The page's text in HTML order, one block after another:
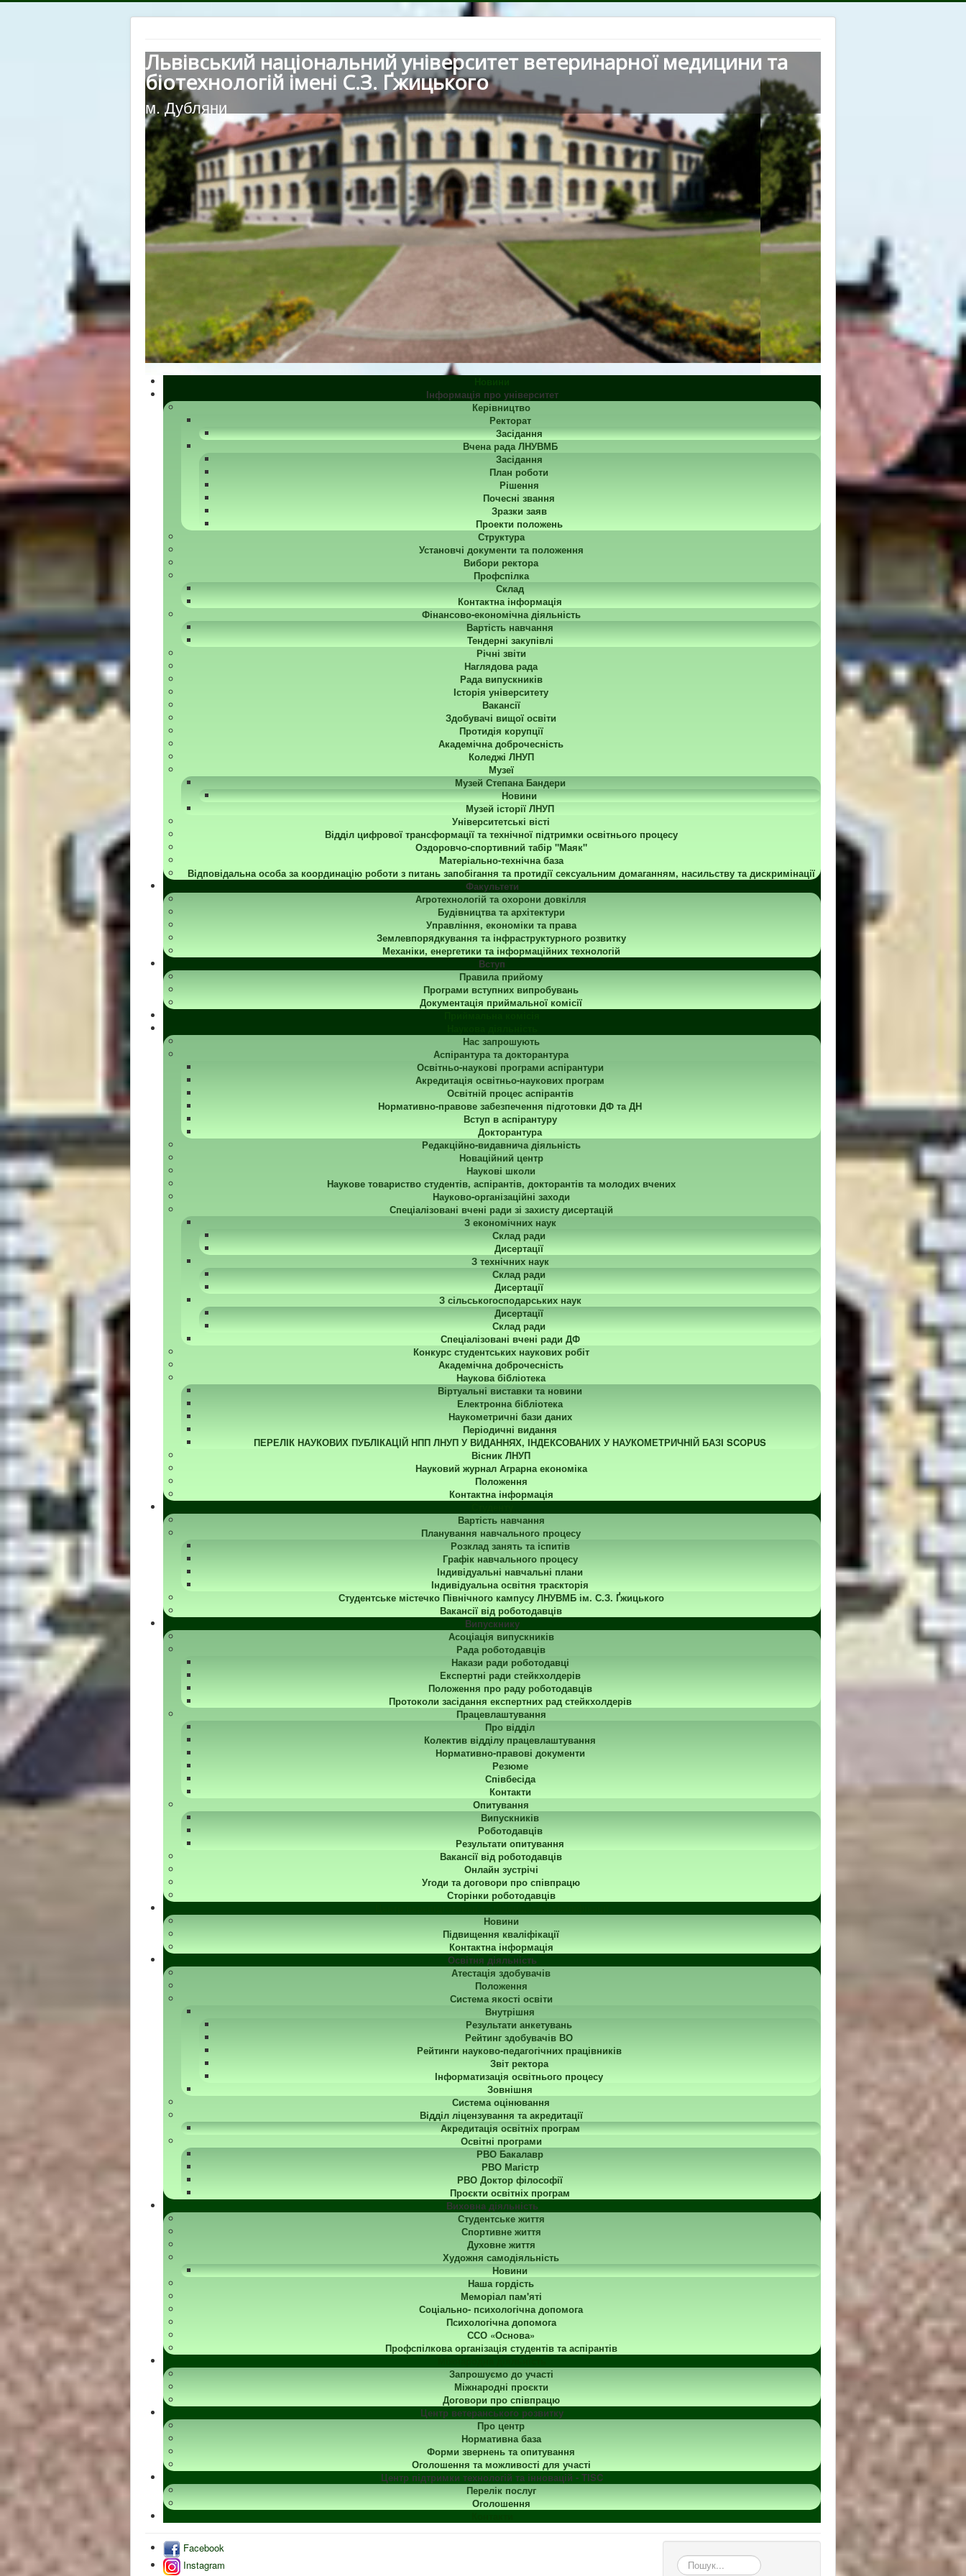
Львівський національний університет ветеринарної медицини та
біотехнологій імені С.З. Ґжицького
м. Дубляни
Інформація про університет
Керівництво
Ректорат
Засідання
Вчена рада ЛНУВМБ
Засідання
План роботи
Рішення
Почесні звання
Зразки заяв
Проекти положень
Структура
Установчі документи та положення
Вибори ректора
Профспілка
Склад
Контактна інформація
Фінансово-економічна діяльність
Вартість навчання
Тендерні закупівлі
Річні звіти
Наглядова рада
Рада випускників
Історія університету
Вакансії
Здобувачі вищої освіти
Протидія корупції
Академічна доброчесність
Коледжі ЛНУП
Музеї
Музей Степана Бандери
Новини
Музей історії ЛНУП
Університетські вісті
Відділ цифрової трансформації та технічної підтримки освітнього процесу
Оздоровчо-спортивний табір "Маяк"
Матеріально-технічна база
Відповідальна особа за координацію роботи з питань запобігання та протидії сексуальним домаганням, насильству та дискримінації
Факультети
Агротехнологій та охорони довкілля
Будівництва та архітектури
Управління, економіки та права
Землевпорядкування та інфраструктурного розвитку
Механіки, енергетики та інформаційних технологій
Вступ
Правила прийому
Програми вступних випробувань
Документація приймальної комісії
Нас запрошують
Аспірантура та докторантура
Освітньо-наукові програми аспірантури
Акредитація освітньо-наукових програм
Освітній процес аспірантів
Нормативно-правове забезпечення підготовки ДФ та ДН
Вступ в аспірантуру
Докторантура
Редакційно-видавнича діяльність
Новаційний центр
Наукові школи
Наукове товариство студентів, аспірантів, докторантів та молодих вчених
Науково-організаційні заходи
Спеціалізовані вчені ради зі захисту дисертацій
З економічних наук
Склад ради
Дисертації
З технічних наук
Склад ради
Дисертації
З сільськогосподарських наук
Дисертації
Склад ради
Спеціалізовані вчені ради ДФ
Конкурс студентських наукових робіт
Академічна доброчесність
Наукова бібліотека
Віртуальні виставки та новини
Електронна бібліотека
Наукометричні бази даних
Періодичні видання
ПЕРЕЛІК НАУКОВИХ ПУБЛІКАЦІЙ НПП ЛНУП У ВИДАННЯХ, ІНДЕКСОВАНИХ У НАУКОМЕТРИЧНІЙ БАЗІ SCOPUS
Вісник ЛНУП
Науковий журнал Аграрна економіка
Положення
Контактна інформація
Вартість навчання
Планування навчального процесу
Розклад занять та іспитів
Графік навчального процесу
Індивідуальні навчальні плани
Індивідуальна освітня траєкторія
Студентське містечко Північного кампусу ЛНУВМБ ім. С.З. Ґжицького
Вакансії від роботодавців
Випускнику
Асоціація випускників
Рада роботодавців
Накази ради роботодавці
Експертні ради стейкхолдерів
Положення про раду роботодавців
Протоколи засідання експертних рад стейкхолдерів
Працевлаштування
Про відділ
Колектив відділу працевлаштування
Нормативно-правові документи
Резюме
Співбесіда
Контакти
Опитування
Випускників
Роботодавців
Результати опитування
Вакансії від роботодавців
Онлайн зустрічі
Угоди та договори про співпрацю
Сторінки роботодавців
Новини
Підвищення кваліфікації
Контактна інформація
Освітня діяльність
Атестація здобувачів
Положення
Система якості освіти
Внутрішня
Результати анкетувань
Рейтинг здобувачів ВО
Рейтинги науково-педагогічних працівників
Звіт ректора
Інформатизація освітнього процесу
Зовнішня
Система оцінювання
Відділ ліцензування та акредитації
Акредитація освітніх програм
Освітні програми
РВО Бакалавр
РВО Магістр
РВО Доктор філософії
Проєкти освітніх програм
Виховна діяльність
Студентське життя
Спортивне життя
Духовне життя
Художня самодіяльність
Новини
Наша гордість
Меморіал пам'яті
Соціально- психологічна допомога
Психологічна допомога
ССО «Основа»
Профспілкова організація студентів та аспірантів
Запрошуємо до участі
Міжнародні проєкти
Договори про співпрацю
Центр ветеранського розвитку
Про центр
Нормативна база
Форми звернень та опитування
Оголошення та можливості для участі
Центр підтримки технологій та інновацій - TISC
Перелік послуг
Оголошення
Facebook
Instagram
пошук